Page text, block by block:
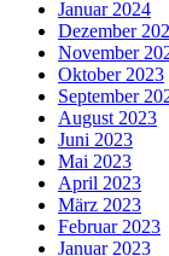
Januar 2024
Dezember
November
Oktober 2023
September
August 2023
Juni 2023
Mai 2023
April 2023
März 2023
Februar 2023
Januar 2023